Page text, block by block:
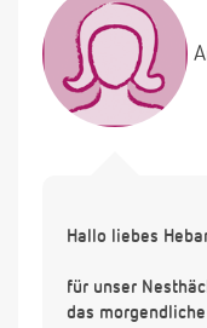
Hallo liebes
für unser
das